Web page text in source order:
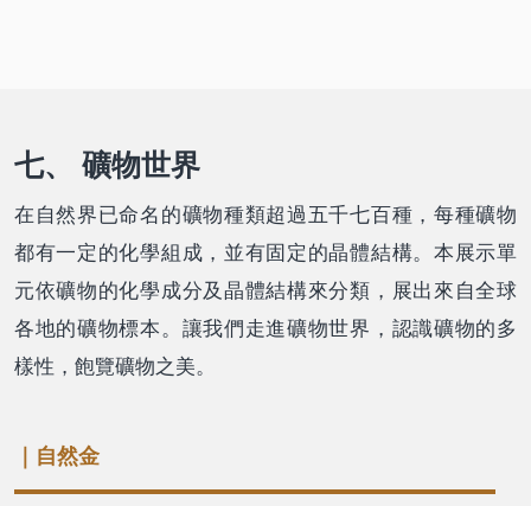
七、 礦物世界
在自然界已命名的礦物種類超過五千七百種，每種礦物
都有一定的化學組成，並有固定的晶體結構。本展示單
元依礦物的化學成分及晶體結構來分類，展出來自全球
各地的礦物標本。讓我們走進礦物世界，認識礦物的多
樣性，飽覽礦物之美。
｜自然金